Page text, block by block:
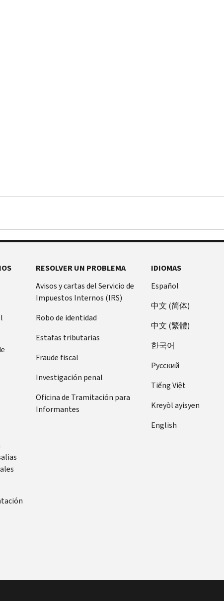
RESOLVER UN PROBLEMA
Avisos y cartas del Servicio de
Impuestos Internos (IRS)
Robo de identidad
Estafas tributarias
Fraude fiscal
Investigación penal
Oficina de Tramitación para
Informantes
IDIOMAS
Español
中文 (简体)
中文 (繁體)
한국어
Pусский
Tiếng Việt
Kreyòl ayisyen
English